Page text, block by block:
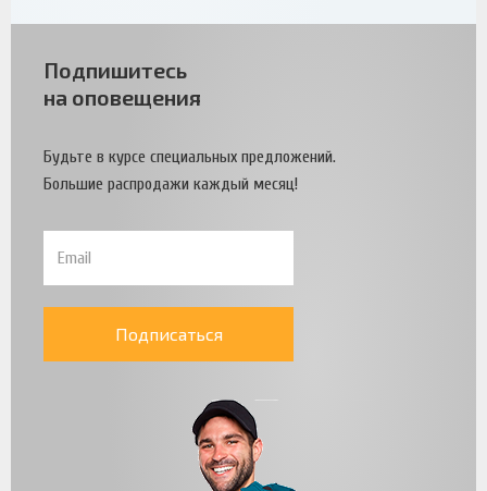
Подпишитесь
на оповещения
Будьте в курсе специальных предложений.
Большие распродажи каждый месяц!
Подписаться